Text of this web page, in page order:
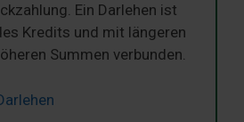
Ein Darlehen ist
Kredits und mit längeren
Summen verbunden.